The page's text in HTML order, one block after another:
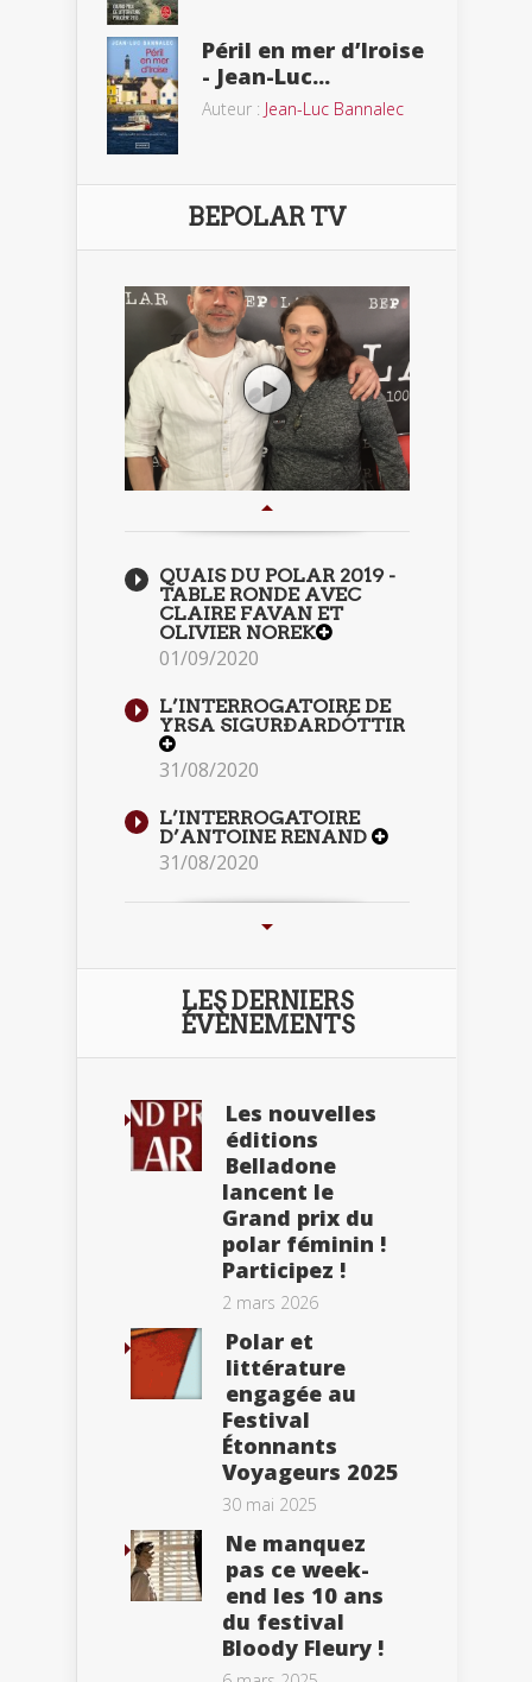
Péril en mer d’Iroise
- Jean-Luc...
Auteur : Jean-Luc Bannalec
BEPOLAR TV
QUAIS DU POLAR 2019 -
TABLE RONDE AVEC
CLAIRE FAVAN ET
OLIVIER NOREK
01/09/2020
L’INTERROGATOIRE DE
YRSA SIGURÐARDÓTTIR
31/08/2020
L’INTERROGATOIRE
D’ANTOINE RENAND
31/08/2020
LES DERNIERS
ÉVÈNEMENTS
Les nouvelles
éditions
Belladone
lancent le
Grand prix du
polar féminin !
Participez !
2 mars 2026
Polar et
littérature
engagée au
Festival
Étonnants
Voyageurs 2025
30 mai 2025
Ne manquez
pas ce week-
end les 10 ans
du festival
Bloody Fleury !